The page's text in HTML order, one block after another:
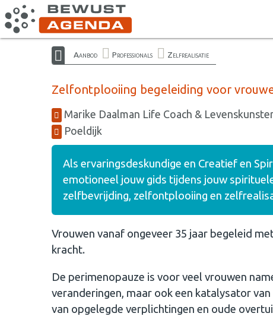
Aanbod Professionals Zelfrealisatie
Zelfontplooiing begeleiding voor
Marike Daalman Life Coach &
Poeldijk
Als ervaringsdeskundige en Creatief en
emotioneel jouw gids tijdens jouw
zelfbevrijding, zelfontplooiing en
Vrouwen vanaf ongeveer 35 jaar begeleid
kracht.
De perimenopauze is voor veel vrouwen
veranderingen, maar ook een katalysator
van opgelegde verplichtingen en oude